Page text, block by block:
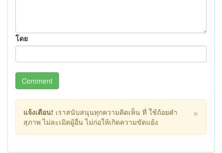
โดย
Comment
×
แจ้งเตือน! เราสนับสนุนทุกความคิดเห็น ที่ ใช้ถ้อยคำ
สุภาพ ไม่ละเมิดผู้อื่น ไม่ก่อให้เกิดความขัดแย้ง